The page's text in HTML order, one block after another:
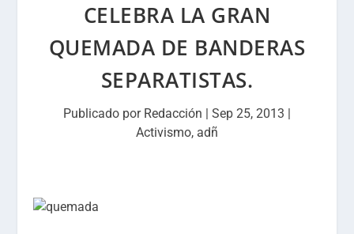
CELEBRA LA GRAN
QUEMADA DE BANDERAS
SEPARATISTAS.
Publicado por Redacción | Sep 25, 2013 |
Activismo, adñ